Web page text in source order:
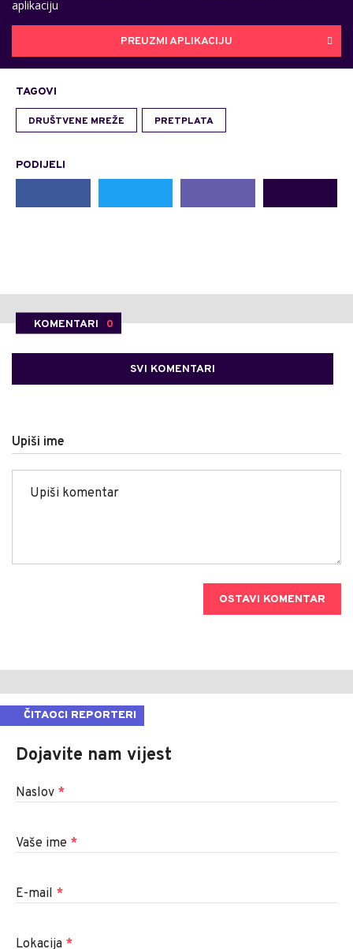
aplikaciju
PREUZMI APLIKACIJU
TAGOVI
DRUŠTVENE MREŽE PRETPLATA
PODIJELI
KOMENTARI 0
SVI KOMENTARI
Upiši ime
OSTAVI KOMENTAR
ČITAOCI REPORTERI
Dojavite nam vijest
Naslov *
Vaše ime *
E-mail *
Lokacija *